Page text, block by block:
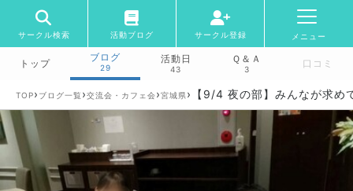
サークル検索 活動ブログ サークル登録 メニュー
トップ
ブログ
29
活動日
43
Ｑ＆Ａ
3 口コミ
TOP› ブログ一覧 ›交流会・カフェ会›宮城県› 【9/4 夜の部】みんなが求め